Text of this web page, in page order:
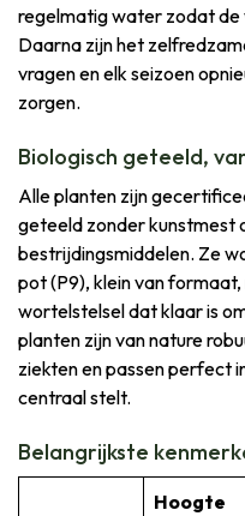
regelmatig water zodat de
Daarna zijn het
vragen en elk seizoen
zorgen.
Biologisch geteeld,
Alle planten zijn
geteeld zonder kunstmest
bestrijdingsmiddelen. Ze
pot (P9), klein van
wortelstelsel dat klaar is
planten zijn van nature
ziekten en passen perfect
centraal stelt.
Belangrijkste
Hoogte